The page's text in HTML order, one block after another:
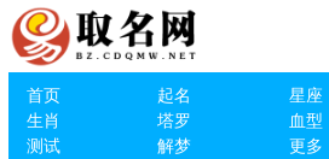
首页 起名 星座
生肖
塔罗 血型
测试
解梦 更多